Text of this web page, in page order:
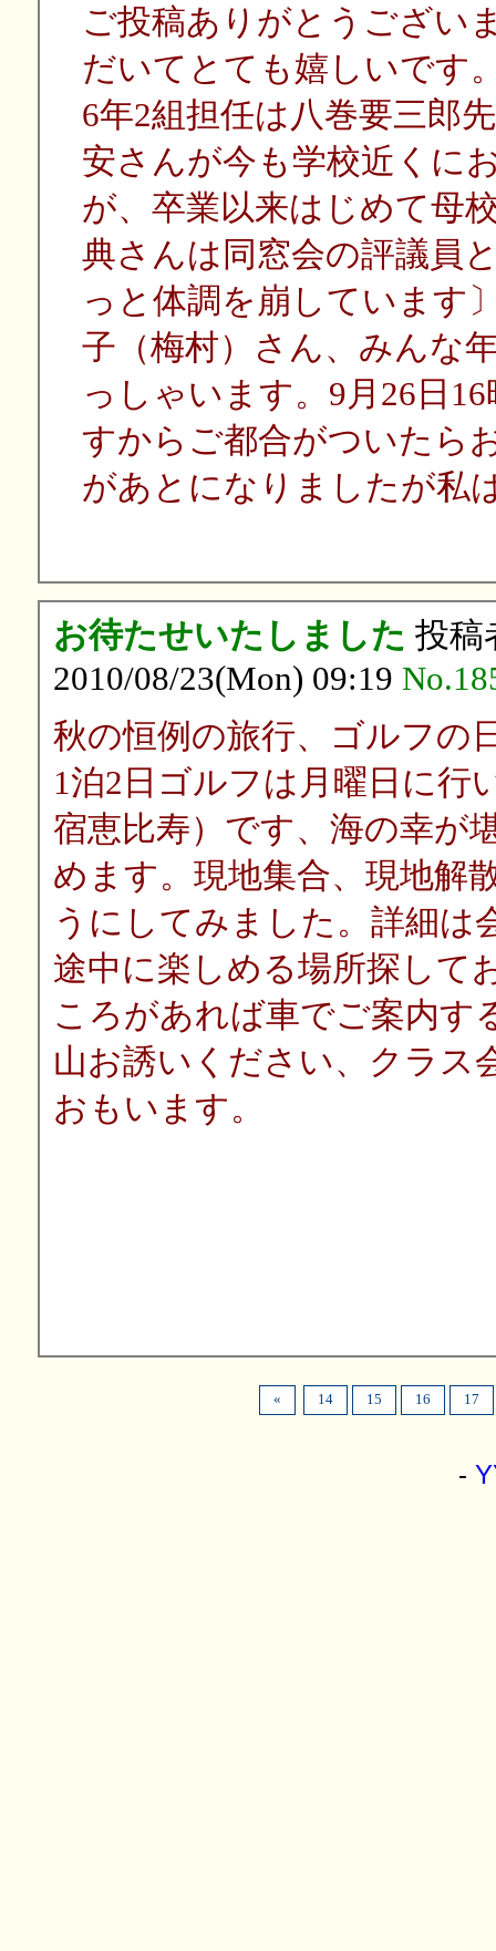
ご投稿ありがとうござい
だいてとても嬉しいです
6年2組担任は八巻要三郎
安さんが今も学校近くに
が、卒業以来はじめて母
典さんは同窓会の評議員
っと体調を崩しています
子（梅村）さん、みんな
っしゃいます。9月26日
すからご都合がついたら
があとになりましたが私
お待たせいたしました 投稿
2010/08/23(Mon) 09:19
秋の恒例の旅行、ゴルフの
1泊2日ゴルフは月曜日に行
宿恵比寿）です、海の幸が
めます。現地集合、現地解
うにしてみました。詳細は
途中に楽しめる場所探して
ころがあれば車でご案内す
山お誘いください、クラス
おもいます。
« 14 15 16 17
-